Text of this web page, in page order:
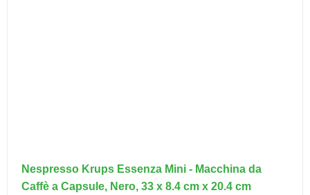
Nespresso Krups Essenza Mini - Macchina da
Caffè a Capsule, Nero, 33 x 8.4 cm x 20.4 cm